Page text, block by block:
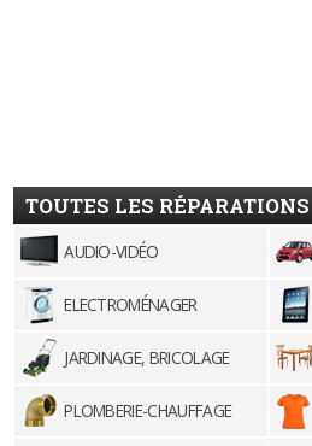
TOUTES LES RÉPARATIONS
AUDIO-VIDÉO
ELECTROMÉNAGER
JARDINAGE, BRICOLAGE
PLOMBERIE-CHAUFFAGE